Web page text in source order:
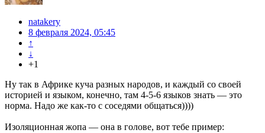
natakery
8 февраля 2024, 05:45
↑
↓
+1
Ну так в Африке куча разных народов, и каждый со своей
историей и языком, конечно, там 4-5-6 языков знать — это
норма. Надо же как-то с соседями общаться))))
Изоляционная жопа — она в голове, вот тебе пример: